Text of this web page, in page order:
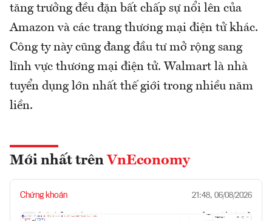
tăng trưởng đều đặn bất chấp sự nổi lên của
Amazon và các trang thương mại điện tử khác.
Công ty này cũng đang đầu tư mở rộng sang
lĩnh vực thương mại điện tử. Walmart là nhà
tuyển dụng lớn nhất thế giới trong nhiều năm
liền.
Mới nhất trên VnEconomy
Chứng khoán 21:48, 06/08/2026